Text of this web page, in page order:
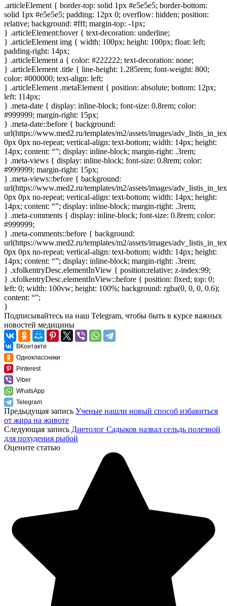
.articleElement { border-top: solid 1px #e5e5e5; border-bottom:
solid 1px #e5e5e5; padding: 12px 0; overflow: hidden; position:
relative; background: #fff; margin-top: -1px;
} .articleElement:hover { text-decoration: underline;
} .articleElement img { width: 100px; height: 100px; float: left;
padding-right: 14px;
} .articleElement a { color: #222222; text-decoration: none;
} .articleElement .title { line-height: 1.285rem; font-weight: 800;
color: #000000; text-align: left;
} .articleElement .metaElement { position: absolute; bottom: 12px;
left: 114px;
} .meta-date { display: inline-block; font-size: 0.8rem; color:
#999999; margin-right: 15px;
} .meta-date::before { background:
url(https://www.med2.ru/templates/m2/assets/images/
0px 0px no-repeat; vertical-align: text-bottom; width: 14px; height:
14px; content: “”; display: inline-block; margin-right: .3rem;
} .meta-views { display: inline-block; font-size: 0.8rem; color:
#999999; margin-right: 15px;
} .meta-views::before { background:
url(https://www.med2.ru/templates/m2/assets/images/
0px 0px no-repeat; vertical-align: text-bottom; width: 14px; height:
14px; content: “”; display: inline-block; margin-right: .3rem;
} .meta-comments { display: inline-block; font-size: 0.8rem; color:
#999999;
} .meta-comments::before { background:
url(https://www.med2.ru/templates/m2/assets/images/
0px 0px no-repeat; vertical-align: text-bottom; width: 14px; height:
14px; content: “”; display: inline-block; margin-right: .3rem;
} .xfolkentryDesc.elementInView { position:relative; z-index:99;
} .xfolkentryDesc.elementInView::before { position: fixed; top: 0;
left: 0; width: 100vw; height: 100%; background: rgba(0, 0, 0, 0.6);
content: “”;
}
Подписывайтесь на наш Telegram, чтобы быть в курсе важных
новостей медицины
ВКонтакте
Одноклассники
Pinterest
Viber
WhatsApp
Telegram
Предыдущая запись Ученые нашли новый способ избавиться
от жира на животе
Следующая запись Диетолог Садыков назвал сельдь полезной
для похудения рыбой
Оцените статью